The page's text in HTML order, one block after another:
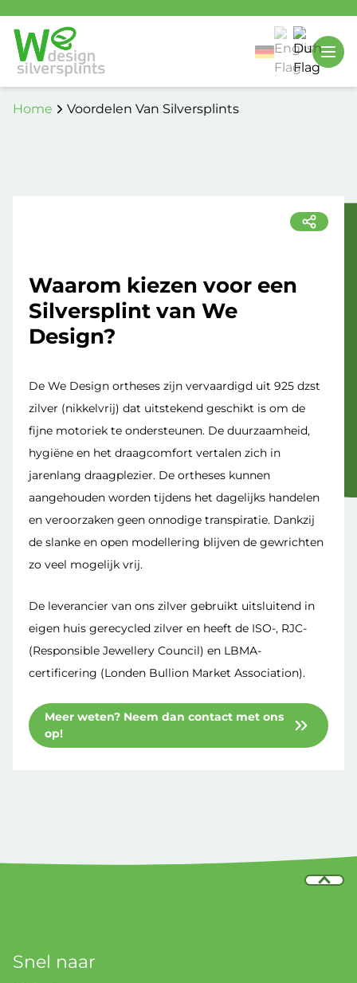
Home Voordelen Van Silversplints
Waarom kiezen voor een
Silversplint van We
Design?
De We Design ortheses zijn vervaardigd uit 925 dzst
zilver (nikkelvrij) dat uitstekend geschikt is om de
fijne motoriek te ondersteunen. De duurzaamheid,
hygiëne en het draagcomfort vertalen zich in
jarenlang draagplezier. De ortheses kunnen
aangehouden worden tijdens het dagelijks handelen
en veroorzaken geen onnodige transpiratie. Dankzij
de slanke en open modellering blijven de gewrichten
zo veel mogelijk vrij.
De leverancier van ons zilver gebruikt uitsluitend in
eigen huis gerecycled zilver en heeft de ISO-, RJC-
(Responsible Jewellery Council) en LBMA-
certificering (Londen Bullion Market Association).
Meer weten? Neem dan contact met ons
op!
Snel naar